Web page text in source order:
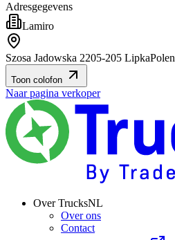
Adresgegevens
Lamiro
Szosa Jadowska 2205-205 LipkaPolen
Toon colofon
Naar pagina verkoper
Over TrucksNL
Over ons
Contact